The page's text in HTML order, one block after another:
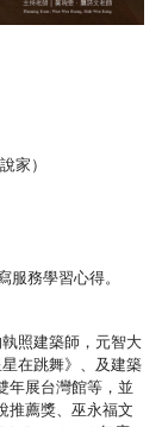
家）
務學習心得。
照建築師，元智大
在跳舞》、及建築
年展台灣館等，並
推薦獎、巫永福文